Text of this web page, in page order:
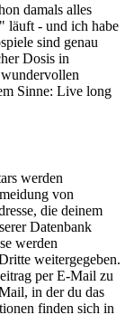
damals alles
läuft - und ich habe
sind genau
Dosis in
Sinne: Live long
werden
von
die deinem
Datenbank
werden
weitergegeben.
per E-Mail zu
in der du das
finden sich in